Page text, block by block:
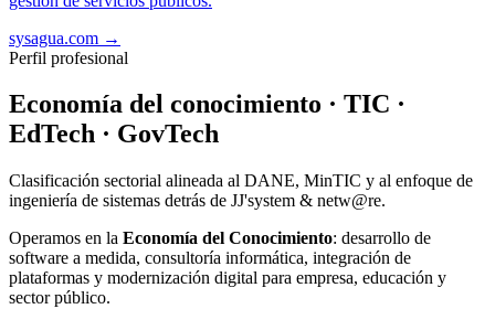
sysagua.com →
Perfil profesional
Economía del conocimiento · TIC ·
EdTech · GovTech
Clasificación sectorial alineada al DANE, MinTIC y al enfoque de
ingeniería de sistemas detrás de JJ'system & netw@re.
Operamos en la Economía del Conocimiento: desarrollo de
software a medida, consultoría informática, integración de
plataformas y modernización digital para empresa, educación y
sector público.